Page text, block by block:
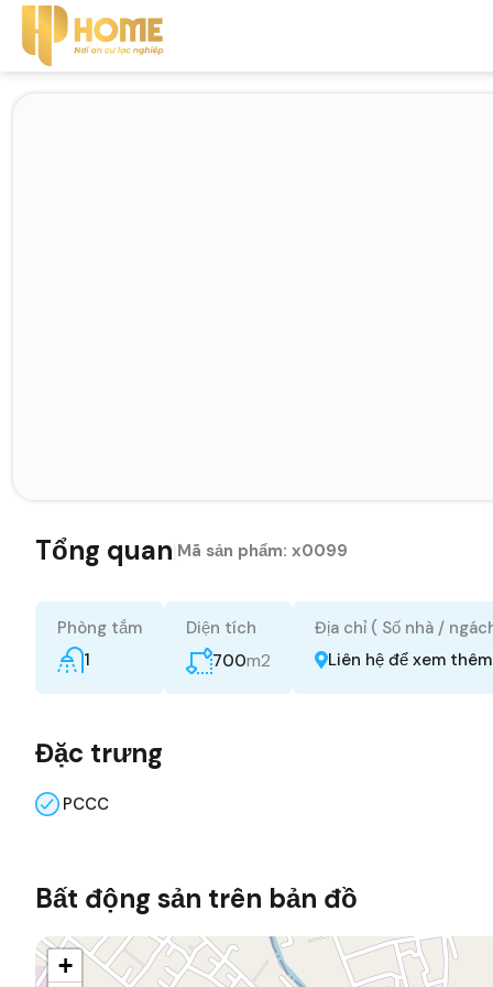
Tổng quan Mã sản phẩm: x0099
Phòng tắm
1
Diện tích
700m2
Địa chỉ ( Số nhà /
Liên hệ để xem
Đặc trưng
PCCC
Bất động sản trên bản đồ
+